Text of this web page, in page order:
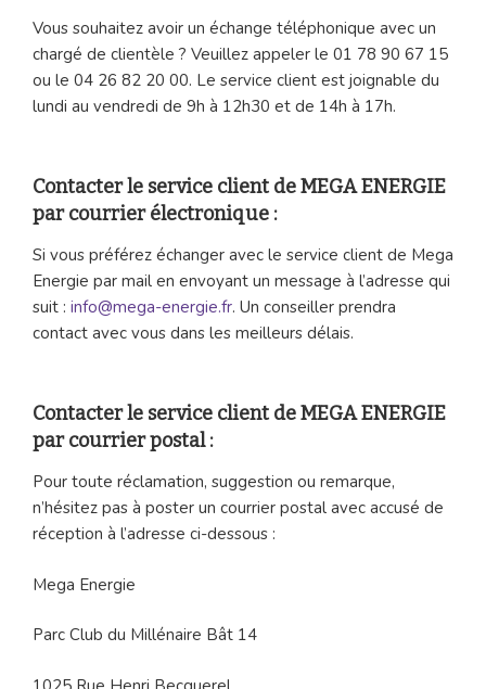
Vous souhaitez avoir un échange téléphonique avec un
chargé de clientèle ? Veuillez appeler le 01 78 90 67 15
ou le 04 26 82 20 00. Le service client est joignable du
lundi au vendredi de 9h à 12h30 et de 14h à 17h.
Contacter le service client de MEGA ENERGIE
par courrier électronique :
Si vous préférez échanger avec le service client de Mega
Energie par mail en envoyant un message à l’adresse qui
suit : info@mega-energie.fr. Un conseiller prendra
contact avec vous dans les meilleurs délais.
Contacter le service client de MEGA ENERGIE
par courrier postal :
Pour toute réclamation, suggestion ou remarque,
n’hésitez pas à poster un courrier postal avec accusé de
réception à l’adresse ci-dessous :
Mega Energie
Parc Club du Millénaire Bât 14